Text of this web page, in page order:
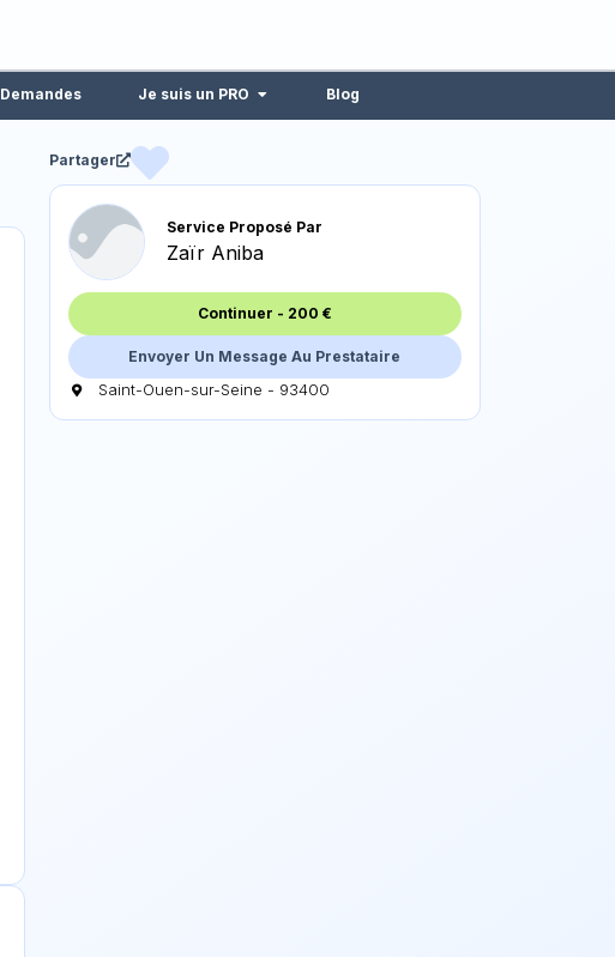
Demandes Je suis un PRO Blog
Partager
Service Proposé Par
Zaïr Aniba
Continuer - 200 €
Envoyer Un Message Au Prestataire
Saint-Ouen-sur-Seine - 93400